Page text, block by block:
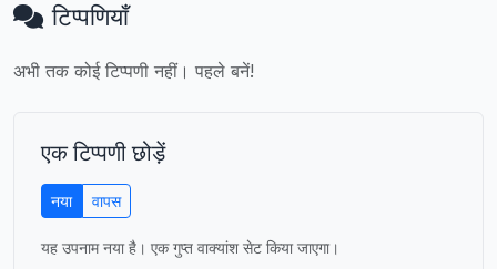
टिप्पणियाँ
अभी तक कोई टिप्पणी नहीं। पहले बनें!
एक टिप्पणी छोड़ें
नया वापस
यह उपनाम नया है। एक गुप्त वाक्यांश सेट किया जाएगा।